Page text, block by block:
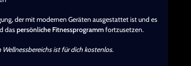
der mit modernen Geräten ausgestattet ist und es
daspersönliche Fitnessprogrammfortzusetzen.
ist für dich kostenlos.